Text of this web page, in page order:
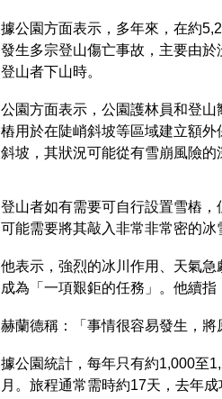
據公園方面表示，多年來，在約
發生多宗登山傷亡事故，主要由
登山者下山時。
公園方面表示，公園護林員和登
樁用於在陡峭斜坡等區域建立額
斜坡，其狀況可能從有雪崩風險的
登山者如有需要可自行設置雪樁
可能需要將其敲入非常非常密的冰
他表示，強烈的冰川作用、天氣
成為「一項艱鉅的任務」。他續
赫蘭德稱：「事情很容易發生，將
據公園統計，每年只有約1,000至
月。旅程通常需時約17天，去年成